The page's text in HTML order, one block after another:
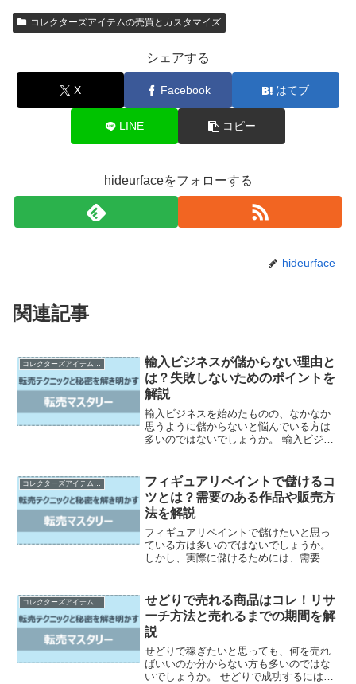
コレクターズアイテムの売買とカスタマイズ
シェアする
X Facebook はてブ
LINE コピー
hideurfaceをフォローする
hideurface
関連記事
コレクターズアイテムの売買とカスタマイズ
輸入ビジネスが儲からない理由と
は？失敗しないためのポイントを
解説
輸入ビジネスを始めたものの、なかなか
思うように儲からないと悩んでいる方は
多いのではないでしょうか。 輸入ビジネ
る人に共通する特徴があるのもまた事実
です。 この記事では...
フィギュアリペイントで儲けるコ
ツとは？需要のある作品や販売方
法を解説
フィギュアリペイントで儲けたいと思っ
ている方は多いのではないでしょうか。
しかし、実際に儲けるためには、需要の
記事では、フィギュアリペイントで儲け
たい方向けに、人気の...
コレクターズアイテムの売買とカスタマイズ
せどりで売れる商品はコレ！リサ
ーチ方法と売れるまでの期間を解
説
せどりで稼ぎたいと思っても、何を売れ
ばいいのか分からない方も多いのではな
いでしょうか。 せどりで成功するには、